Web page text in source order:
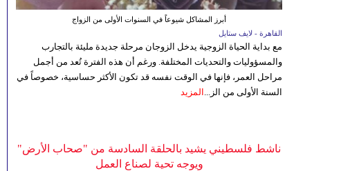
أبرز المشاكل شيوعاً في السنوات الأولى من الزواج
القاهرة - لايف ستايل
مع بداية الحياة الزوجية يدخل الزوجان مرحلة جديدة مليئة بالتجارب
والمسؤوليات والتحديات المختلفة. ورغم أن هذه الفترة تُعد من أجمل
مراحل العمر، فإنها في الوقت نفسه قد تكون الأكثر حساسية، خصوصاً في
السنة الأولى من الز... المزيد
ناشط فلسطيني يشيد بالحلقة السادسة من "صحاب الأرض"
ويوجه تحية لصناع العمل